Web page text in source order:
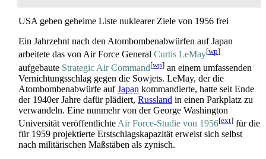
USA geben geheime Liste nuklearer Ziele von 1956 frei
Ein Jahrzehnt nach den Atombomben­abwürfen auf Japan
arbeitete das von Air Force General Curtis LeMay[wp]
aufgebaute Strategic Air Command[wp] an einem umfassenden
Vernichtungs­schlag gegen die Sowjets. LeMay, der die
Atombomben­abwürfe aufJapan kommandierte, hatte seit Ende
der 1940er Jahre dafür plädiert, Russland in einen Parkplatz zu
verwandeln. Eine nunmehr von der George Washington
Universität veröffentlichte Air Force-Studie von 1956[ext] für die
für 1959 projektierte Erstschlags­kapazität erweist sich selbst
nach militärischen Maßstäben als zynisch.